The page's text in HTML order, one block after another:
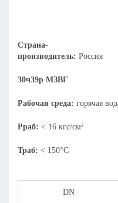
Страна-
производитель: Россия
30ч39р МЗВГ
Рабочая среда: горячая
Рраб: < 16 кгс/см²
Траб: < 150°С
DN